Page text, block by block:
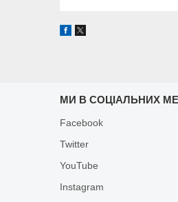
МИ В СОЦІАЛЬНИХ
Facebook
Twitter
YouTube
Instagram